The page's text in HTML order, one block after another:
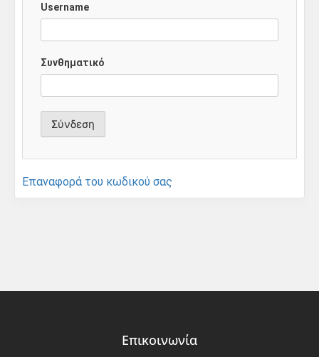
Username
Συνθηματικό
Επαναφορά του κωδικού σας
Επικοινωνία